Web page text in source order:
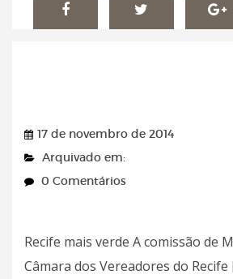
17 de novembro de 2014
Arquivado em:
0 Comentários
Recife mais verde A comissão de
Câmara dos Vereadores do